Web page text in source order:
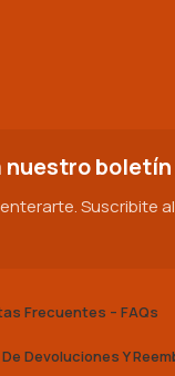
nuestro
Suscribite
Frecuentes – FAQs
Devoluciones Y